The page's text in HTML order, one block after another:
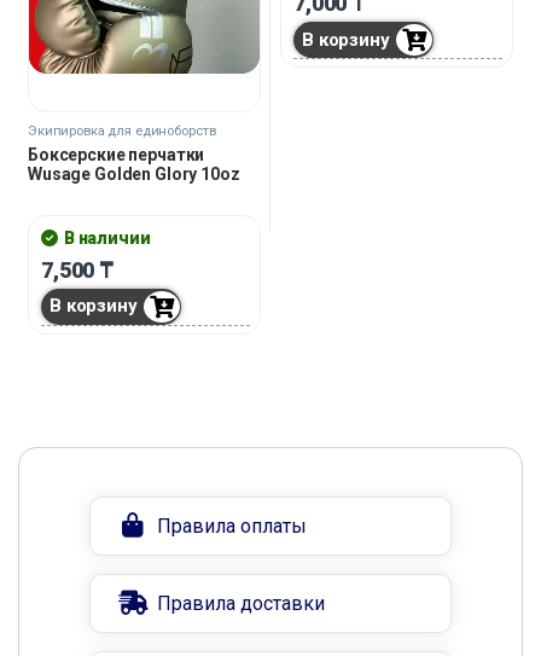
Экипировка для единоборств
Боксерские перчатки
Wusage Golden Glory 10oz
В наличии
7,500 ₸
В корзину
В корзину
Правила оплаты
Правила доставки